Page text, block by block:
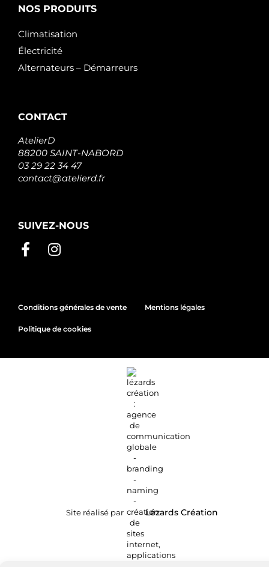
NOS PRODUITS
Climatisation
Électricité
Alternateurs – Démarreurs
CONTACT
AtelierD
88200 SAINT-NABORD
03 29 22 34 47
contact@atelierd.fr
SUIVEZ-NOUS
Conditions générales de vente Mentions légales
Politique de cookies
Site réalisé par Lézards Création